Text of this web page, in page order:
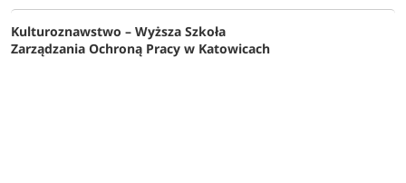
Kulturoznawstwo – Wyższa Szkoła
Zarządzania Ochroną Pracy w Katowicach